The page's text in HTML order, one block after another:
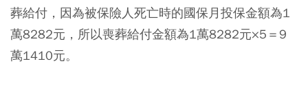
葬給付，因為被保險人死亡時的國保月投保金額為1
萬8282元，所以喪葬給付金額為1萬8282元×5＝9
萬1410元。